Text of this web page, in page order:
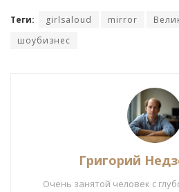
Теги: girlsaloud mirror
шоубизнес
Григорий
Очень занятой человек с